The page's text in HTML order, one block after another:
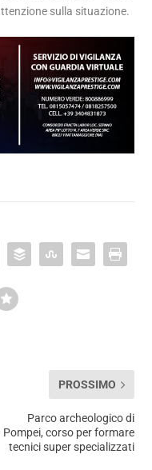
sulla situazione.
PROSSIMO
Parco archeologico di
Pompei, corso per formare
tecnici super specializzati